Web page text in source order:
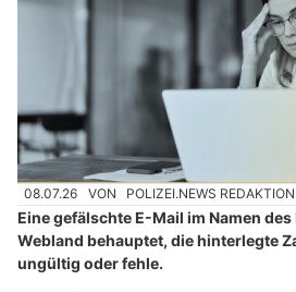
08.07.26 VON POLIZEI.NEWS REDAKTION
Eine gefälschte E-Mail im Namen
Webland behauptet, die hinterlegte
ungültig oder fehle.